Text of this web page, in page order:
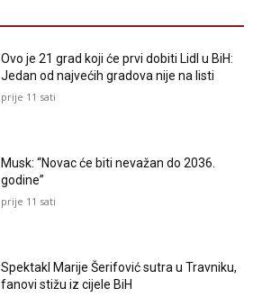
Ovo je 21 grad koji će prvi dobiti Lidl u BiH:
Jedan od najvećih gradova nije na listi
prije 11 sati
Musk: “Novac će biti nevažan do 2036.
godine”
prije 11 sati
Spektakl Marije Šerifović sutra u Travniku,
fanovi stižu iz cijele BiH